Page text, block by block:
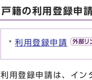
戸籍の利用登録申
利用登録申請
利用登録申請は、イン